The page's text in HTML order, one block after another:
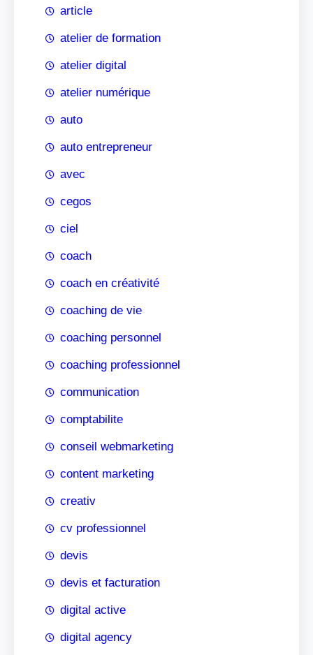
article
atelier de formation
atelier digital
atelier numérique
auto
auto entrepreneur
avec
cegos
ciel
coach
coach en créativité
coaching de vie
coaching personnel
coaching professionnel
communication
comptabilite
conseil webmarketing
content marketing
creativ
cv professionnel
devis
devis et facturation
digital active
digital agency